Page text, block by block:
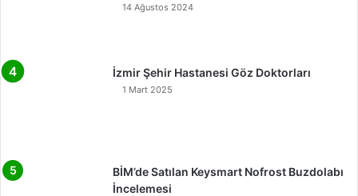
14 Ağustos 2024
İzmir Şehir Hastanesi Göz Doktorları
1 Mart 2025
BİM’de Satılan Keysmart Nofrost Buzdolabı
İncelemesi